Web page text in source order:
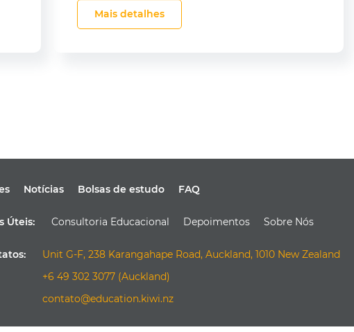
Mais detalhes
Notícias Bolsas de estudo FAQ
Úteis: Consultoria Educacional Depoimentos Sobre Nós
Unit G-F, 238 Karangahape Road, Auckland, 1010 New Zealand
+6 49 302 3077 (Auckland)
contato@education.kiwi.nz